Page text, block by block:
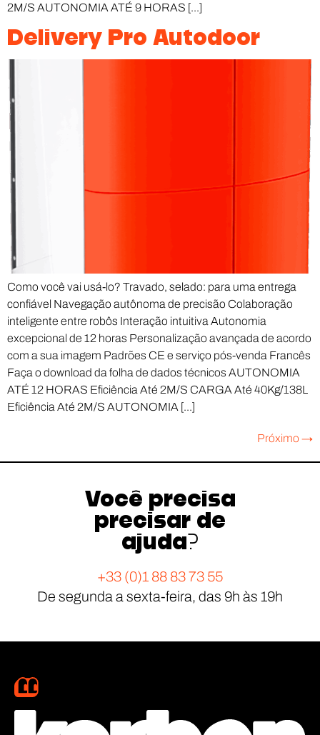
2M/S AUTONOMIA ATÉ 9 HORAS [...]
Delivery Pro Autodoor
Como você vai usá-lo? Travado, selado: para uma entrega
confiável Navegação autônoma de precisão Colaboração
inteligente entre robôs Interação intuitiva Autonomia
excepcional de 12 horas Personalização avançada de acordo
com a sua imagem Padrões CE e serviço pós-venda Francês
Faça o download da folha de dados técnicos AUTONOMIA
ATÉ 12 HORAS Eficiência Até 2M/S CARGA Até 40Kg/138L
Eficiência Até 2M/S AUTONOMIA [...]
Próximo →
Você precisa
precisar de
ajuda?
+33 (0)1 88 83 73 55
De segunda a sexta-feira, das 9h às 19h